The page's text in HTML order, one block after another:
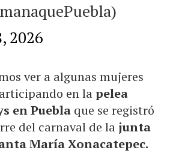
2026
ver a algunas mujeres
en lapelea
en Puebla que se registró
del carnaval de la junta
María Xonacatepec.